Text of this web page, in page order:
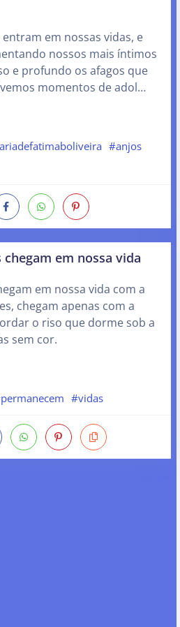
em nossas vidas, e
nossos mais íntimos
e profundo os afagos que
momentos de adol…
#anjos
em nossa vida
em nossa vida com a
chegam apenas com a
o riso que dorme sob a
sem cor.
#vidas